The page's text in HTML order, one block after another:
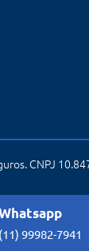
CNPJ
99982-7941